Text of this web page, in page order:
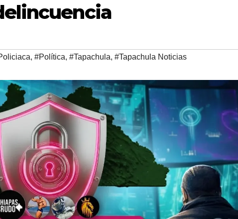
, #Política, #Tapachula, #Tapachula Noticias